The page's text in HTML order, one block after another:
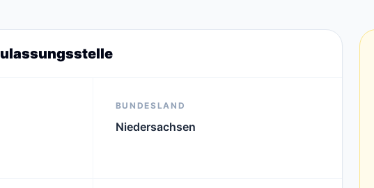
BUNDESLAND
Niedersachsen